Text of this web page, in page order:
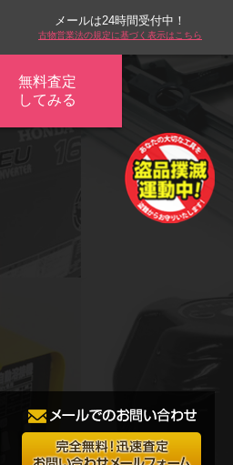
メールは24時間受付中！
古物営業法の規定に基づく表示はこちら
無料査定
してみる